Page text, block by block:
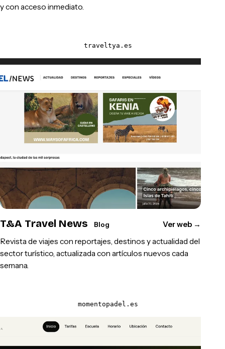
y con acceso inmediato.
traveltya.es
T&A Travel News Blog Ver web →
Revista de viajes con reportajes, destinos y actualidad del
sector turístico, actualizada con artículos nuevos cada
semana.
momentopadel.es